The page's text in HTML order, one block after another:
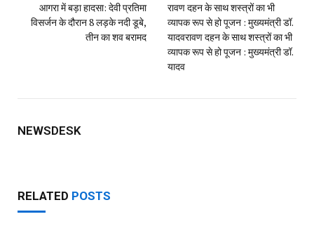
आगरा में बड़ा हादसा: देवी प्रतिमा
विसर्जन के दौरान 8 लड़के नदी डूबे,
तीन का शव बरामद
रावण दहन के साथ शस्त्रों का भी
व्यापक रूप से हो पूजन : मुख्यमंत्री डॉ.
यादव​रावण दहन के साथ शस्त्रों का भी
व्यापक रूप से हो पूजन : मुख्यमंत्री डॉ.
यादव
NEWSDESK
RELATED POSTS